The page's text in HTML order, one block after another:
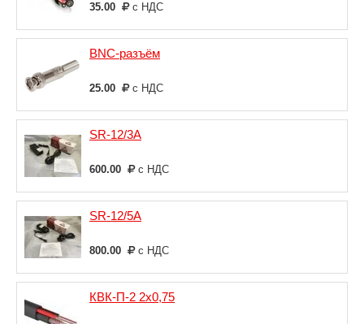
35.00 с НДС
BNC-разъём
25.00 с НДС
SR-12/3A
600.00 с НДС
SR-12/5A
800.00 с НДС
КВК-П-2 2х0,75